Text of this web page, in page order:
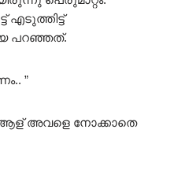
എടുത്തിട്ട്
പറഞ്ഞത്.
”
ആള് അവളെ നോക്കാതെ